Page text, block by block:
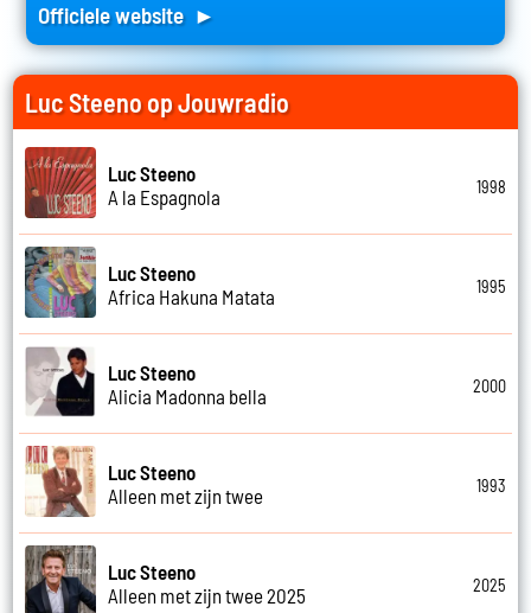
Officiele website ►
Luc Steeno op Jouwradio
Luc Steeno
A la Espagnola
1998
Luc Steeno
Africa Hakuna Matata
1995
Luc Steeno
Alicia Madonna bella
2000
Luc Steeno
Alleen met zijn twee
1993
Luc Steeno
Alleen met zijn twee 2025
2025